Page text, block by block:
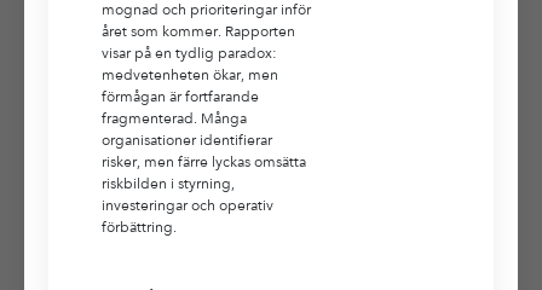
mognad och prioriteringar inför
året som kommer. Rapporten
visar på en tydlig paradox:
medvetenheten ökar, men
förmågan är fortfarande
fragmenterad. Många
organisationer identifierar
risker, men färre lyckas omsätta
riskbilden i styrning,
investeringar och operativ
förbättring.